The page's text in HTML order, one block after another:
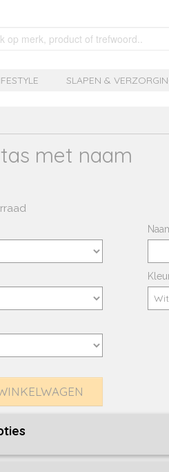
SLAPEN &
met naam